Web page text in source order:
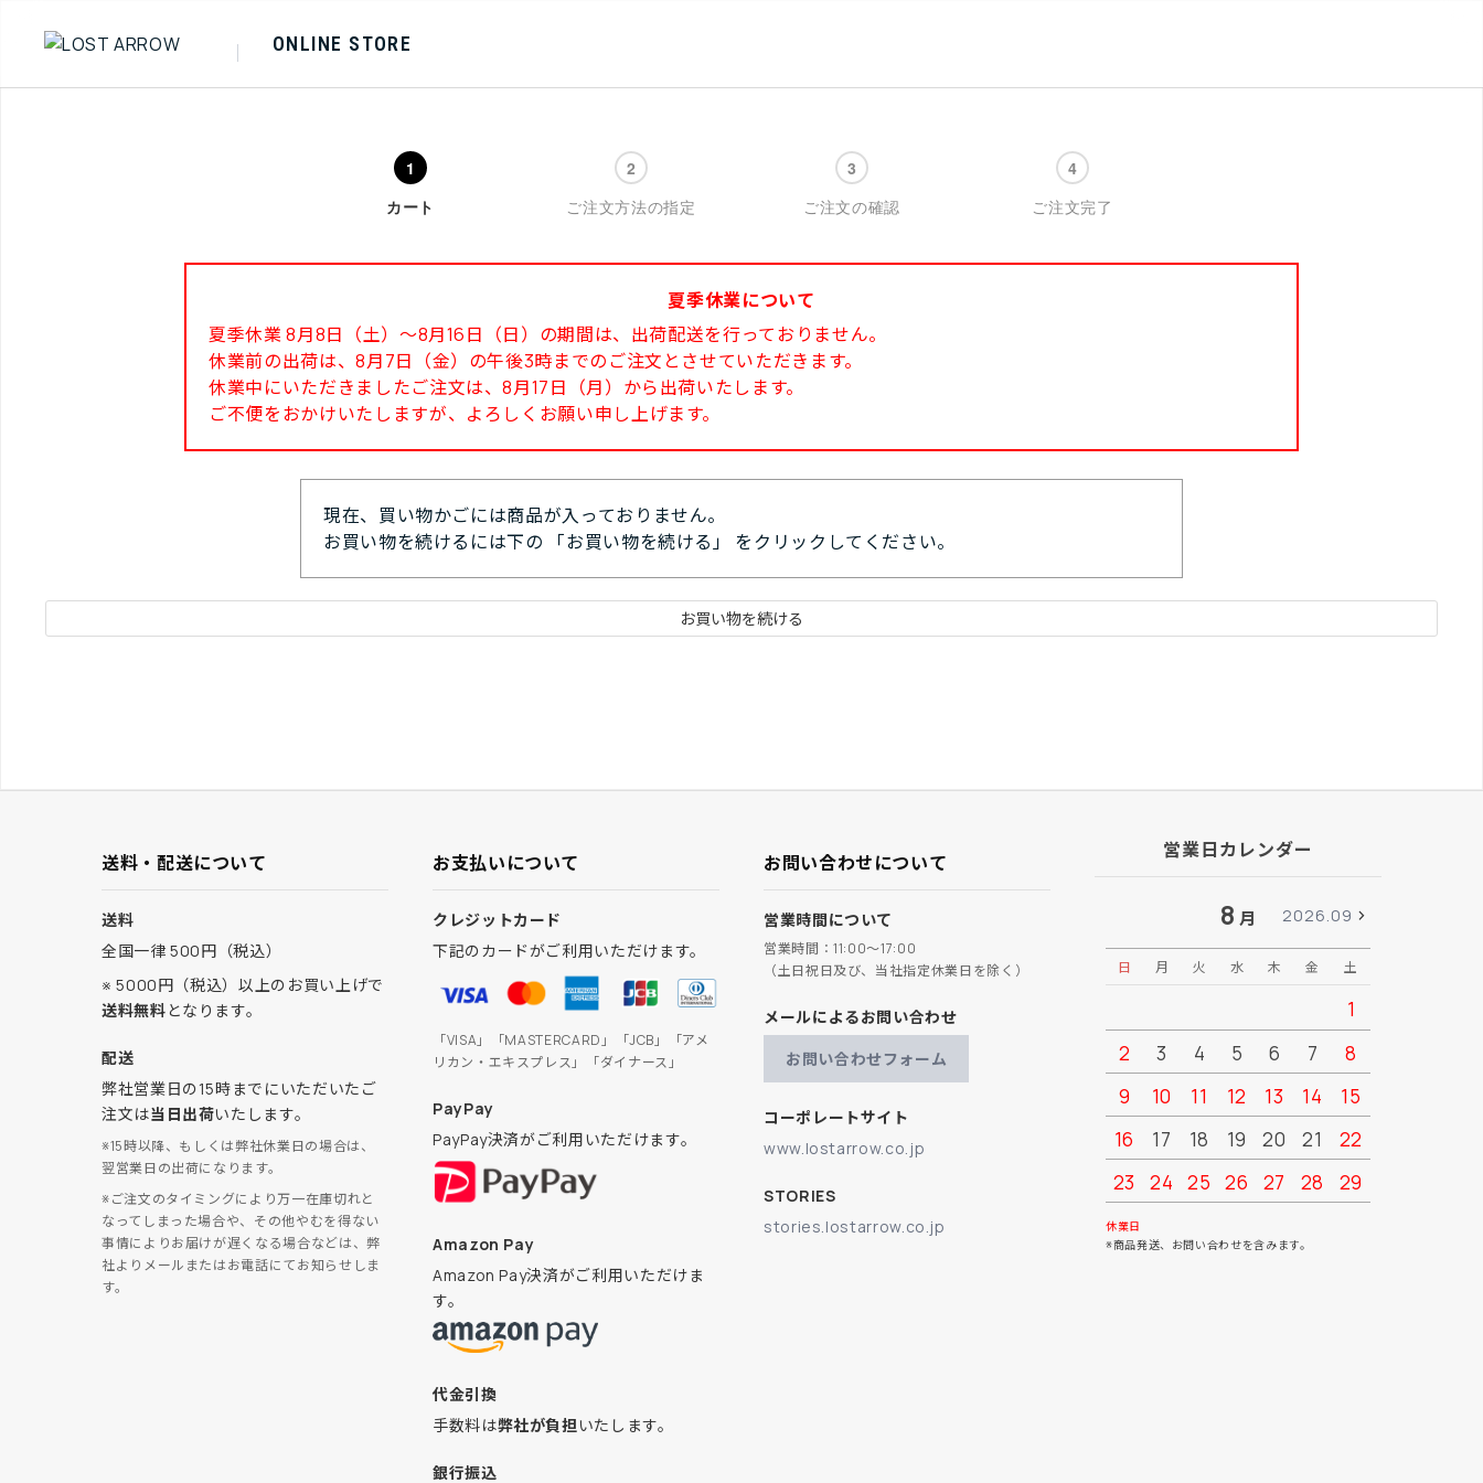
ONLINE STORE
カート ご注文方法の指定 ご注文の確認 ご注文完了
夏季休業について
夏季休業 8月8日（土）～8月16日（日）の期間は、出荷配送を行っておりません。
休業前の出荷は、8月7日（金）の午後3時までのご注文とさせていただきます。
休業中にいただきましたご注文は、8月17日（月）から出荷いたします。
ご不便をおかけいたしますが、よろしくお願い申し上げます。
現在、買い物かごには商品が入っておりません。
お買い物を続けるには下の 「お買い物を続ける」 をクリックしてください。
送料・配送について
送料
全国一律 500円（税込）
※ 5000円（税込）以上のお買い上げで
送料無料となります。
配送
弊社営業日の15時までにいただいたご
注文は当日出荷いたします。
※15時以降、もしくは弊社休業日の場合は、
翌営業日の出荷になります。
※ご注文のタイミングにより万一在庫切れと
なってしまった場合や、その他やむを得ない
事情によりお届けが遅くなる場合などは、弊
社よりメールまたはお電話にてお知らせしま
す。
お支払いについて
クレジットカード
下記のカードがご利用いただけます。
「VISA」「MASTERCARD」「JCB」「アメ
リカン・エキスプレス」「ダイナース」
PayPay
PayPay決済がご利用いただけます。
Amazon Pay
Amazon Pay決済がご利用いただけま
す。
代金引換
手数料は弊社が負担いたします。
銀行振込
お問い合わせについて
営業時間について
営業時間：11:00～17:00
（土日祝日及び、当社指定休業日を除く）
メールによるお問い合わせ
お問い合わせフォーム
コーポレートサイト
www.lostarrow.co.jp
STORIES
stories.lostarrow.co.jp
営業日カレンダー
8 月 2026.09
日 月 火 水 木 金 土
1
2
3 4 5 6 7
8
9
10 11 12 13 14
15
16
17 18 19 20 21
22
23
24 25 26 27 28
29
30
休業日
※商品発送、お問い合わせを含みます。